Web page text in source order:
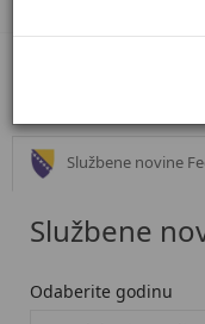
Službene novine
Službene
Odaberite godinu